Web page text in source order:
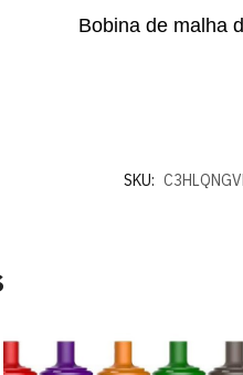
Bobina de malha
SKU: